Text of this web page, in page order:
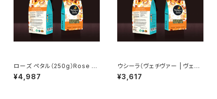
ローズ ペタル（250g）Rose P
etals - 250g (8.8oz) | Raw,
Crude, Dried | Whole
¥4,987
ウシーラ（ヴェチヴァー | ヴェチ
ヴェリア ジザニオイデス）（250
g）Ushira | Raw, Crude, Dri
¥3,617